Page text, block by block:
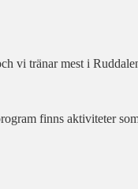
vi tränar mest i
finns aktiviteter